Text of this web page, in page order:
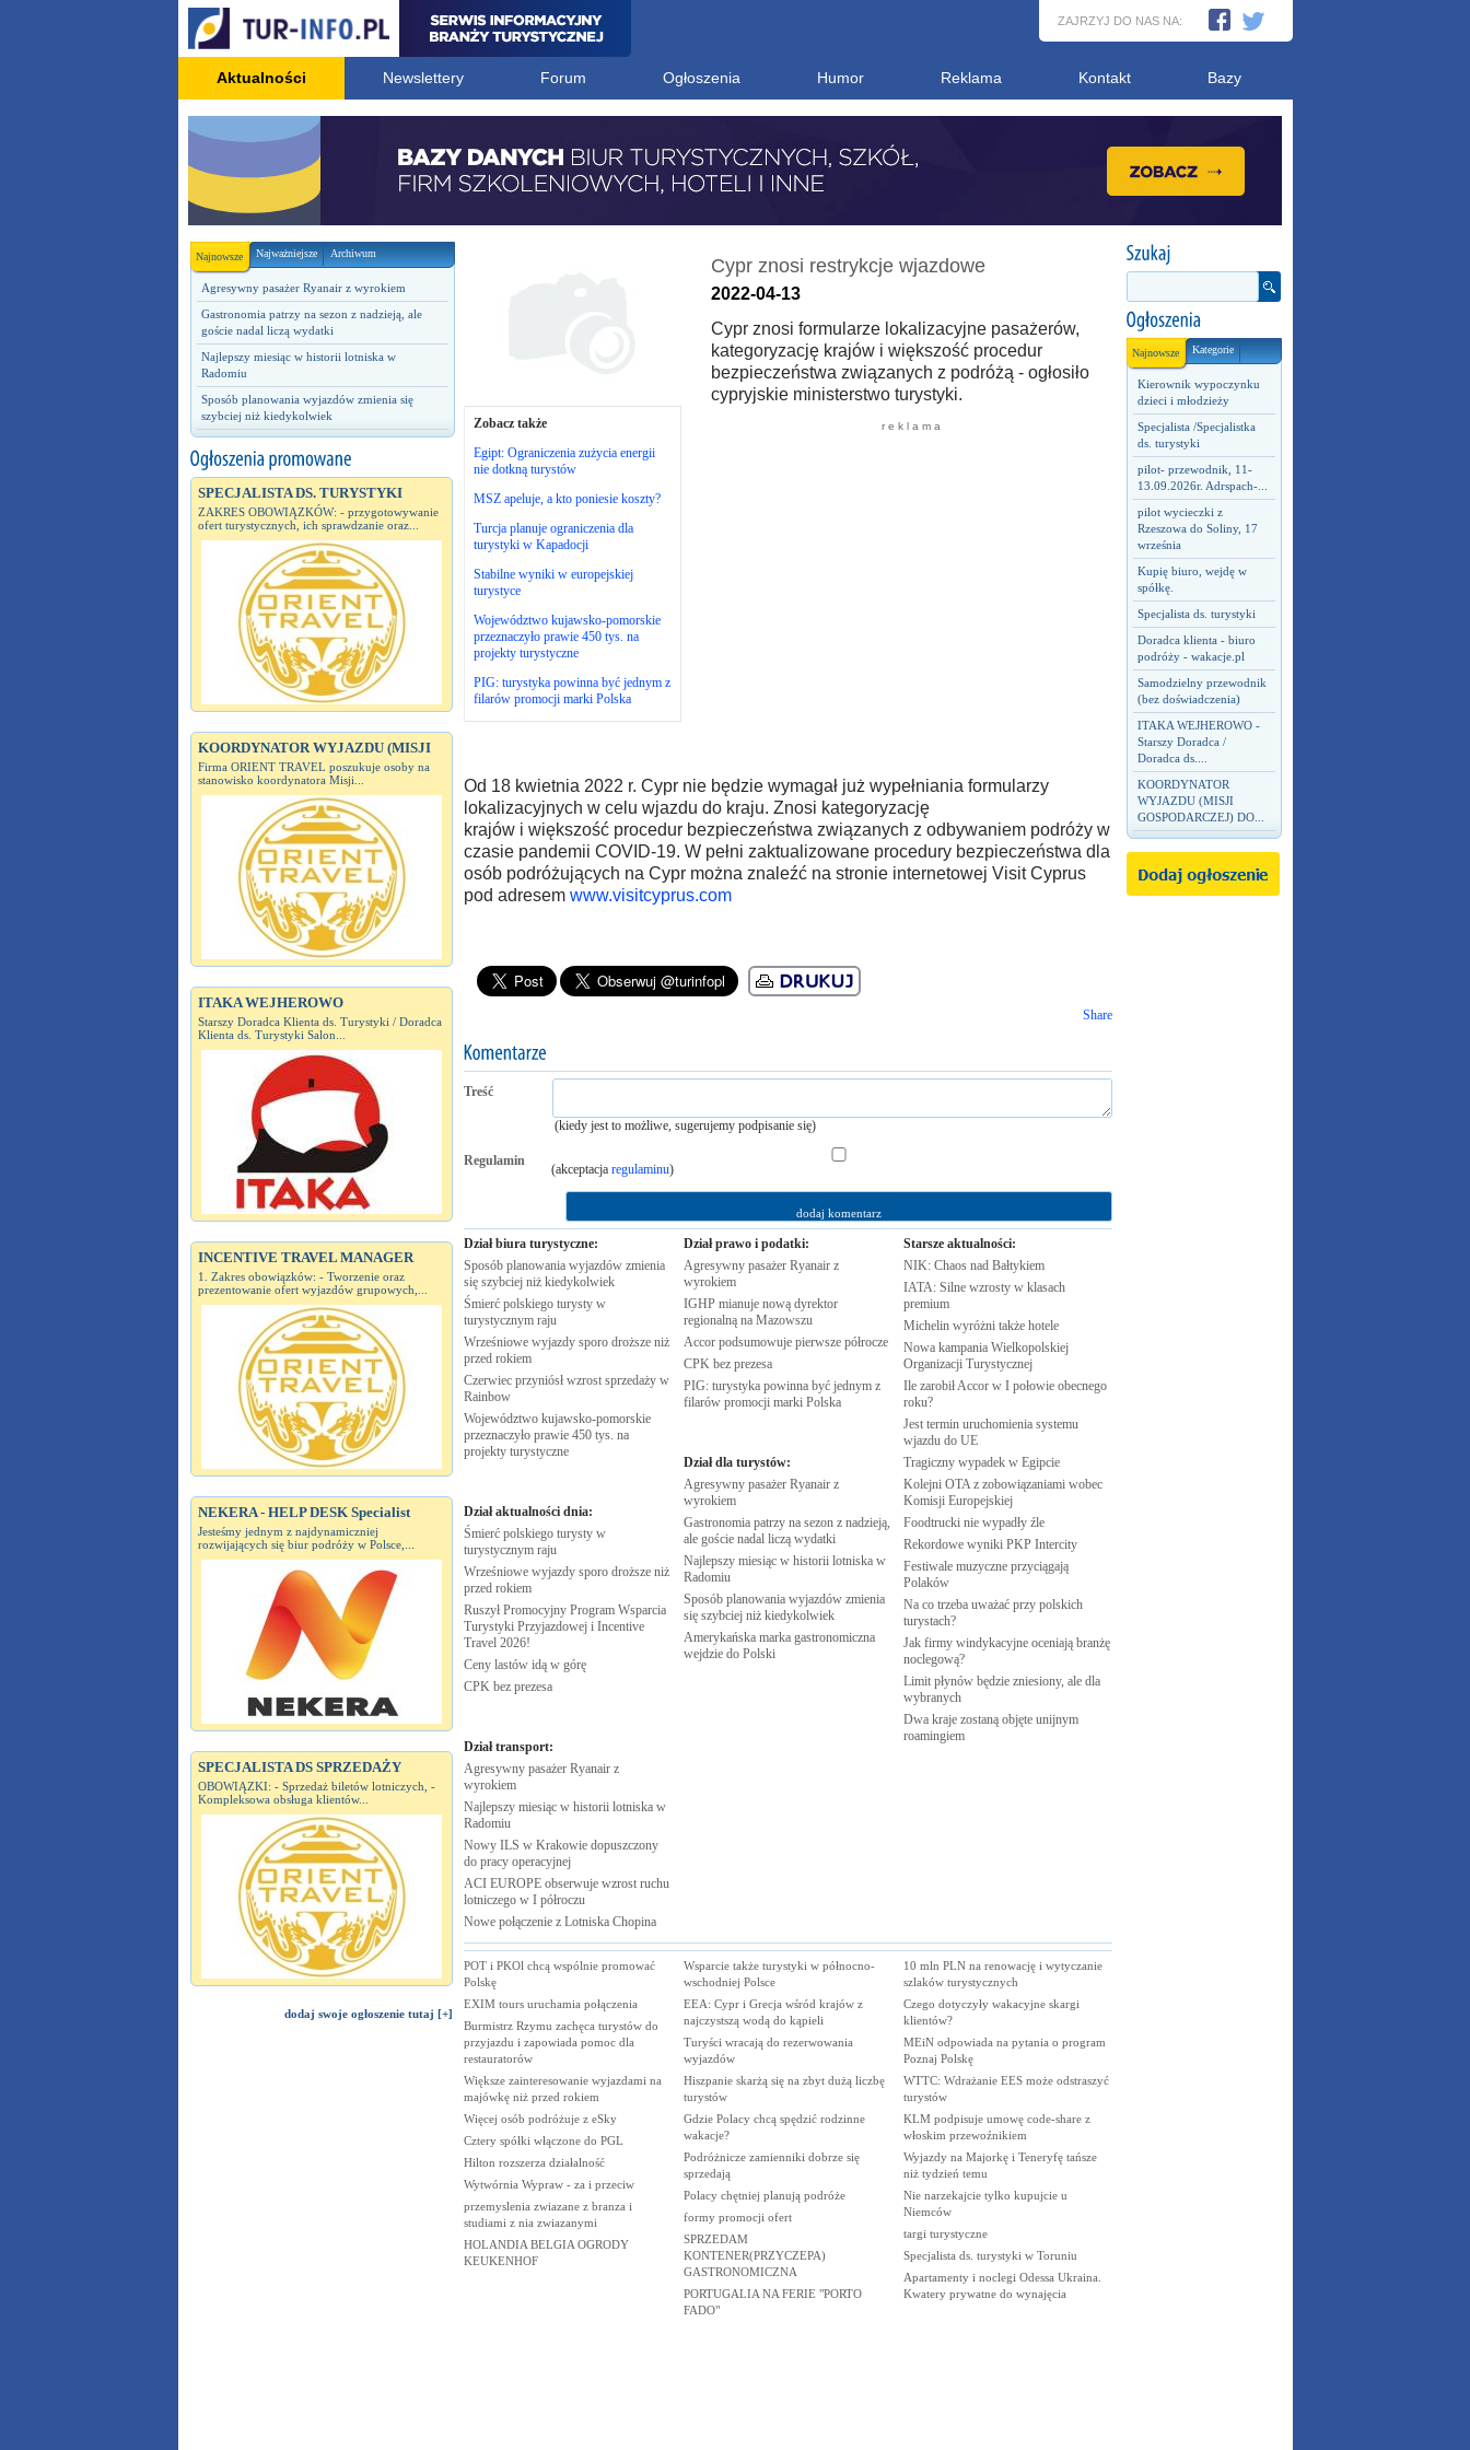
ZAJRZYJ DO NAS NA:
Aktualności Newslettery Forum Ogłoszenia Humor Reklama Kontakt Bazy
Najnowsze Najważniejsze Archiwum
Agresywny pasażer Ryanair z wyrokiem
Gastronomia patrzy na sezon z nadzieją, ale
goście nadal liczą wydatki
Najlepszy miesiąc w historii lotniska w
Radomiu
Sposób planowania wyjazdów zmienia się
szybciej niż kiedykolwiek
SPECJALISTA DS. TURYSTYKI
ZAKRES OBOWIĄZKÓW: - przygotowywanie
ofert turystycznych, ich sprawdzanie oraz...
KOORDYNATOR WYJAZDU (MISJI
Firma ORIENT TRAVEL poszukuje osoby na
stanowisko koordynatora Misji...
ITAKA WEJHEROWO
Starszy Doradca Klienta ds. Turystyki / Doradca
Klienta ds. Turystyki Salon...
INCENTIVE TRAVEL MANAGER
1. Zakres obowiązków: - Tworzenie oraz
prezentowanie ofert wyjazdów grupowych,...
NEKERA - HELP DESK Specialist
Jesteśmy jednym z najdynamiczniej
rozwijających się biur podróży w Polsce,...
SPECJALISTA DS SPRZEDAŻY
OBOWIĄZKI: - Sprzedaż biletów lotniczych, -
Kompleksowa obsługa klientów...
dodaj swoje ogłoszenie tutaj [+]
Najnowsze Kategorie
Kierownik wypoczynku
dzieci i młodzieży
Specjalista /Specjalistka
ds. turystyki
pilot- przewodnik, 11-
13.09.2026r. Adrspach-...
pilot wycieczki z
Rzeszowa do Soliny, 17
września
Kupię biuro, wejdę w
spółkę.
Specjalista ds. turystyki
Doradca klienta - biuro
podróży - wakacje.pl
Samodzielny przewodnik
(bez doświadczenia)
ITAKA WEJHEROWO -
Starszy Doradca /
Doradca ds....
KOORDYNATOR
WYJAZDU (MISJI
GOSPODARCZEJ) DO...
Zobacz także
Egipt: Ograniczenia zużycia energii
nie dotkną turystów
MSZ apeluje, a kto poniesie koszty?
Turcja planuje ograniczenia dla
turystyki w Kapadocji
Stabilne wyniki w europejskiej
turystyce
Województwo kujawsko-pomorskie
przeznaczyło prawie 450 tys. na
projekty turystyczne
PIG: turystyka powinna być jednym z
filarów promocji marki Polska
Cypr znosi restrykcje wjazdowe
2022-04-13
Cypr znosi formularze lokalizacyjne pasażerów,
kategoryzację krajów i większość procedur
bezpieczeństwa związanych z podróżą - ogłosiło
cypryjskie ministerstwo turystyki.
r e k l a m a
Od 18 kwietnia 2022 r. Cypr nie będzie wymagał już wypełniania formularzy
lokalizacyjnych w celu wjazdu do kraju. Znosi kategoryzację
krajów i większość procedur bezpieczeństwa związanych z odbywaniem podróży w
czasie pandemii COVID-19. W pełni zaktualizowane procedury bezpieczeństwa dla
osób podróżujących na Cypr można znaleźć na stronie internetowej Visit Cyprus
pod adresem www.visitcyprus.com
Share
Treść
(kiedy jest to możliwe, sugerujemy podpisanie się)
Regulamin
(akceptacja regulaminu)
Dział biura turystyczne:
Sposób planowania wyjazdów zmienia
się szybciej niż kiedykolwiek
Śmierć polskiego turysty w
turystycznym raju
Wrześniowe wyjazdy sporo droższe niż
przed rokiem
Czerwiec przyniósł wzrost sprzedaży w
Rainbow
Województwo kujawsko-pomorskie
przeznaczyło prawie 450 tys. na
projekty turystyczne
Dział aktualności dnia:
Śmierć polskiego turysty w
turystycznym raju
Wrześniowe wyjazdy sporo droższe niż
przed rokiem
Ruszył Promocyjny Program Wsparcia
Turystyki Przyjazdowej i Incentive
Travel 2026!
Ceny lastów idą w górę
CPK bez prezesa
Dział transport:
Agresywny pasażer Ryanair z
wyrokiem
Najlepszy miesiąc w historii lotniska w
Radomiu
Nowy ILS w Krakowie dopuszczony
do pracy operacyjnej
ACI EUROPE obserwuje wzrost ruchu
lotniczego w I półroczu
Nowe połączenie z Lotniska Chopina
Dział prawo i podatki:
Agresywny pasażer Ryanair z
wyrokiem
IGHP mianuje nową dyrektor
regionalną na Mazowszu
Accor podsumowuje pierwsze półrocze
CPK bez prezesa
PIG: turystyka powinna być jednym z
filarów promocji marki Polska
Dział dla turystów:
Agresywny pasażer Ryanair z
wyrokiem
Gastronomia patrzy na sezon z nadzieją,
ale goście nadal liczą wydatki
Najlepszy miesiąc w historii lotniska w
Radomiu
Sposób planowania wyjazdów zmienia
się szybciej niż kiedykolwiek
Amerykańska marka gastronomiczna
wejdzie do Polski
Starsze aktualności:
NIK: Chaos nad Bałtykiem
IATA: Silne wzrosty w klasach
premium
Michelin wyróżni także hotele
Nowa kampania Wielkopolskiej
Organizacji Turystycznej
Ile zarobił Accor w I połowie obecnego
roku?
Jest termin uruchomienia systemu
wjazdu do UE
Tragiczny wypadek w Egipcie
Kolejni OTA z zobowiązaniami wobec
Komisji Europejskiej
Foodtrucki nie wypadły źle
Rekordowe wyniki PKP Intercity
Festiwale muzyczne przyciągają
Polaków
Na co trzeba uważać przy polskich
turystach?
Jak firmy windykacyjne oceniają branżę
noclegową?
Limit płynów będzie zniesiony, ale dla
wybranych
Dwa kraje zostaną objęte unijnym
roamingiem
POT i PKOl chcą wspólnie promować
Polskę
EXIM tours uruchamia połączenia
Burmistrz Rzymu zachęca turystów do
przyjazdu i zapowiada pomoc dla
restauratorów
Większe zainteresowanie wyjazdami na
majówkę niż przed rokiem
Więcej osób podróżuje z eSky
Cztery spółki włączone do PGL
Hilton rozszerza działalność
Wytwórnia Wypraw - za i przeciw
przemyslenia zwiazane z branza i
studiami z nia zwiazanymi
HOLANDIA BELGIA OGRODY
KEUKENHOF
Wsparcie także turystyki w północno-
wschodniej Polsce
EEA: Cypr i Grecja wśród krajów z
najczystszą wodą do kąpieli
Turyści wracają do rezerwowania
wyjazdów
Hiszpanie skarżą się na zbyt dużą liczbę
turystów
Gdzie Polacy chcą spędzić rodzinne
wakacje?
Podróżnicze zamienniki dobrze się
sprzedają
Polacy chętniej planują podróże
formy promocji ofert
SPRZEDAM
KONTENER(PRZYCZEPA)
GASTRONOMICZNA
PORTUGALIA NA FERIE "PORTO
FADO"
10 mln PLN na renowację i wytyczanie
szlaków turystycznych
Czego dotyczyły wakacyjne skargi
klientów?
MEiN odpowiada na pytania o program
Poznaj Polskę
WTTC: Wdrażanie EES może odstraszyć
turystów
KLM podpisuje umowę code-share z
włoskim przewoźnikiem
Wyjazdy na Majorkę i Teneryfę tańsze
niż tydzień temu
Nie narzekajcie tylko kupujcie u
Niemców
targi turystyczne
Specjalista ds. turystyki w Toruniu
Apartamenty i noclegi Odessa Ukraina.
Kwatery prywatne do wynajęcia